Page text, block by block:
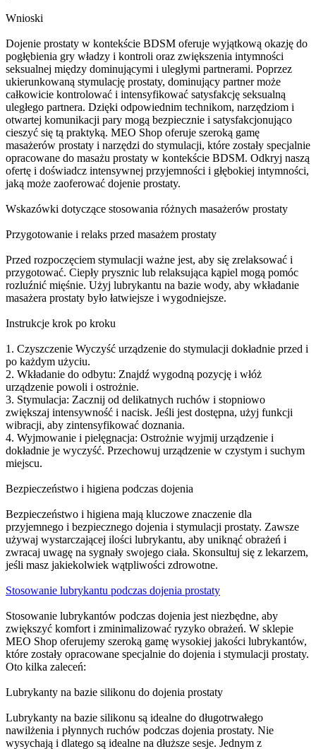
Wnioski
Dojenie prostaty w kontekście BDSM oferuje wyjątkową okazję do
pogłębienia gry władzy i kontroli oraz zwiększenia intymności
seksualnej między dominującymi i uległymi partnerami. Poprzez
ukierunkowaną stymulację prostaty, dominujący partner może
całkowicie kontrolować i intensyfikować satysfakcję seksualną
uległego partnera. Dzięki odpowiednim technikom, narzędziom i
otwartej komunikacji pary mogą bezpiecznie i satysfakcjonująco
cieszyć się tą praktyką. MEO Shop oferuje szeroką gamę
masażerów prostaty i narzędzi do stymulacji, które zostały specjalnie
opracowane do masażu prostaty w kontekście BDSM. Odkryj naszą
ofertę i doświadcz intensywnej przyjemności i głębokiej intymności,
jaką może zaoferować dojenie prostaty.
Wskazówki dotyczące stosowania różnych masażerów prostaty
Przygotowanie i relaks przed masażem prostaty
Przed rozpoczęciem stymulacji ważne jest, aby się zrelaksować i
przygotować. Ciepły prysznic lub relaksująca kąpiel mogą pomóc
rozluźnić mięśnie. Użyj lubrykantu na bazie wody, aby wkładanie
masażera prostaty było łatwiejsze i wygodniejsze.
Instrukcje krok po kroku
1. Czyszczenie Wyczyść urządzenie do stymulacji dokładnie przed i
po każdym użyciu.
2. Wkładanie do odbytu: Znajdź wygodną pozycję i włóż
urządzenie powoli i ostrożnie.
3. Stymulacja: Zacznij od delikatnych ruchów i stopniowo
zwiększaj intensywność i nacisk. Jeśli jest dostępna, użyj funkcji
wibracji, aby zintensyfikować doznania.
4. Wyjmowanie i pielęgnacja: Ostrożnie wyjmij urządzenie i
dokładnie je wyczyść. Przechowuj urządzenie w czystym i suchym
miejscu.
Bezpieczeństwo i higiena podczas dojenia
Bezpieczeństwo i higiena mają kluczowe znaczenie dla
przyjemnego i bezpiecznego dojenia i stymulacji prostaty. Zawsze
używaj wystarczającej ilości lubrykantu, aby uniknąć obrażeń i
zwracaj uwagę na sygnały swojego ciała. Skonsultuj się z lekarzem,
jeśli masz jakiekolwiek wątpliwości zdrowotne.
Stosowanie lubrykantu podczas dojenia prostaty
Stosowanie lubrykantów podczas dojenia jest niezbędne, aby
zwiększyć komfort i zminimalizować ryzyko obrażeń. W sklepie
MEO Shop oferujemy szeroką gamę wysokiej jakości lubrykantów,
które zostały opracowane specjalnie do dojenia i stymulacji prostaty.
Oto kilka zaleceń:
Lubrykanty na bazie silikonu do dojenia prostaty
Lubrykanty na bazie silikonu są idealne do długotrwałego
nawilżenia i płynnych ruchów podczas dojenia prostaty. Nie
wysychają i dlatego są idealne na dłuższe sesje. Jednym z